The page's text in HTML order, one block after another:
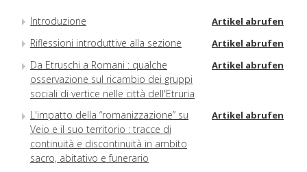
Introduzione Artikel abrufen
Riflessioni introduttive alla sezione Artikel abrufen
Da Etruschi a Romani : qualche
osservazione sul ricambio dei gruppi
sociali di vertice nelle città dell'Etruria
Artikel abrufen
L'impatto della “romanizzazione” su
Veio e il suo territorio : tracce di
continuità e discontinuità in ambito
sacro, abitativo e funerario
Artikel abrufen